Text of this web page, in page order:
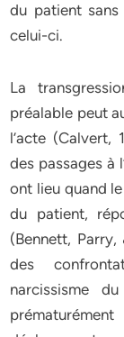
du patient
celui-ci.
La
préalable peut
l’acte (Calvert,
des passages à
ont lieu quand
du patient,
(Bennett,
des
narcissisme